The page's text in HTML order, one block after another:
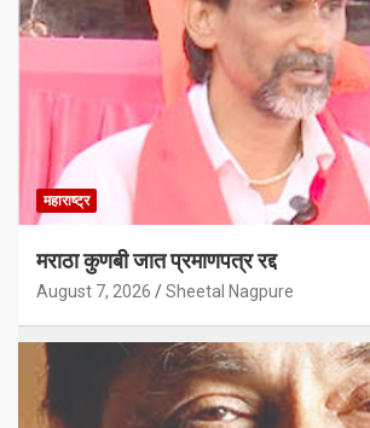
महाराष्ट्र
मराठा कुणबी जात प्रमाणपत्र रद्द
August 7, 2026 Sheetal Nagpure